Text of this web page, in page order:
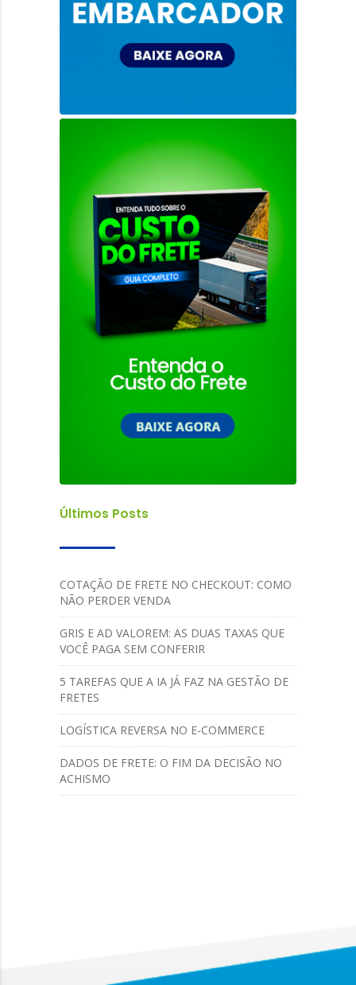
Últimos Posts
COTAÇÃO DE FRETE NO CHECKOUT: COMO
NÃO PERDER VENDA
GRIS E AD VALOREM: AS DUAS TAXAS QUE
VOCÊ PAGA SEM CONFERIR
5 TAREFAS QUE A IA JÁ FAZ NA GESTÃO DE
FRETES
LOGÍSTICA REVERSA NO E-COMMERCE
DADOS DE FRETE: O FIM DA DECISÃO NO
ACHISMO